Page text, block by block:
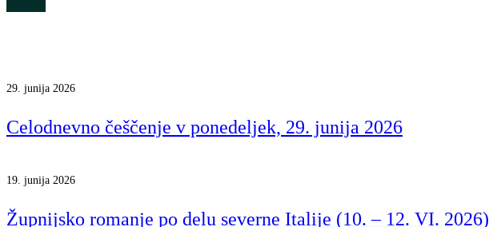
29. junija 2026
Celodnevno češčenje v ponedeljek, 29. junija 2026
19. junija 2026
Župnijsko romanje po delu severne Italije (10. – 12. VI. 2026)